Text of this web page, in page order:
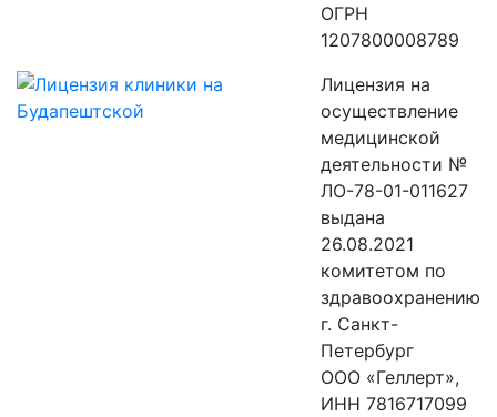
ОГРН
1207800008789
Лицензия на
осуществление
медицинской
деятельности №
ЛО-78-01-011627
выдана
26.08.2021
комитетом по
здравоохранению
г. Санкт-
Петербург
ООО «Геллерт»,
ИНН 7816717099